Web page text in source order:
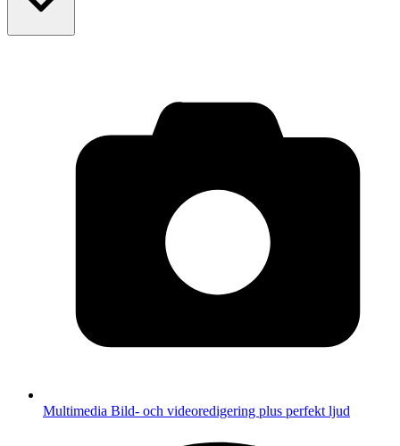
Multimedia Bild- och videoredigering plus perfekt ljud